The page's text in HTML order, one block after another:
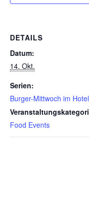
DETAILS
Datum:
14. Okt.
Serien:
Burger-Mittwoch im
Food Events